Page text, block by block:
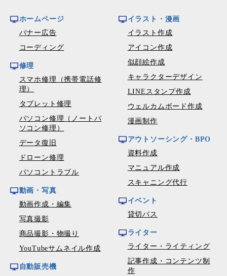
ホームページ
バナー広告
コーディング
修理
スマホ修理（携帯電話修
理）
タブレット修理
パソコン修理（ノートパ
ソコン修理）
データ復旧
ドローン修理
パソコントラブル
動画・写真
動画作成・編集
写真撮影
商品撮影・物撮り
YouTubeサムネイル作成
自動販売機
イラスト・漫画
イラスト作成
アイコン作成
似顔絵作成
キャラクターデザイン
LINEスタンプ作成
ウェルカムボード作成
漫画制作
アウトソーシング・BPO
資料作成
マニュアル作成
スキャニング代行
イベント
貸切バス
ライター
ライター・ライティング
記事作成・コンテンツ制
作